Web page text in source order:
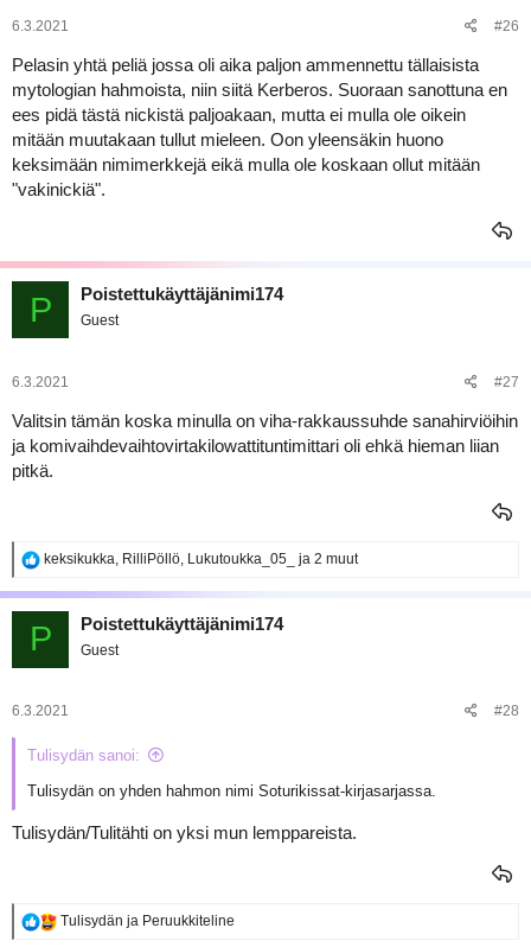
6.3.2021 #26
Pelasin yhtä peliä jossa oli aika paljon ammennettu tällaisista
mytologian hahmoista, niin siitä Kerberos. Suoraan sanottuna en
ees pidä tästä nickistä paljoakaan, mutta ei mulla ole oikein
mitään muutakaan tullut mieleen. Oon yleensäkin huono
keksimään nimimerkkejä eikä mulla ole koskaan ollut mitään
"vakinickiä".
P Poistettukäyttäjänimi174
Guest
6.3.2021 #27
Valitsin tämän koska minulla on viha-rakkaussuhde sanahirviöihin
ja komivaihdevaihtovirtakilowattituntimittari oli ehkä hieman liian
pitkä.
R
a
k
t
o
:
keksikukka RilliPöllö Lukutoukka_05_ ja 2 muut
P Poistettukäyttäjänimi174
Guest
6.3.2021 #28
Tulisydän sanoi:
Tulisydän on yhden hahmon nimi Soturikissat-kirjasarjassa.
Tulisydän/Tulitähti on yksi mun lemppareista.
R
Tulisydän ja Peruukkiteline